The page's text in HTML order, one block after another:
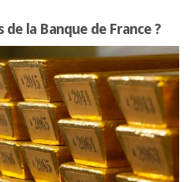
la Banque de France ?